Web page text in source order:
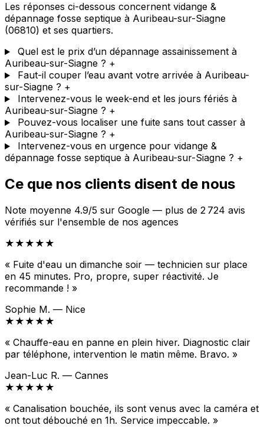
Les réponses ci-dessous concernent vidange &
dépannage fosse septique à Auribeau-sur-Siagne
(06810) et ses quartiers.
Quel est le prix d’un dépannage assainissement à
Auribeau-sur-Siagne ? +
Faut-il couper l’eau avant votre arrivée à Auribeau-
sur-Siagne ? +
Intervenez-vous le week-end et les jours fériés à
Auribeau-sur-Siagne ? +
Pouvez-vous localiser une fuite sans tout casser à
Auribeau-sur-Siagne ? +
Intervenez-vous en urgence pour vidange &
dépannage fosse septique à Auribeau-sur-Siagne ? +
Ce que nos clients disent de nous
Note moyenne 4.9/5 sur Google — plus de 2 724 avis
vérifiés sur l'ensemble de nos agences
★★★★★
« Fuite d'eau un dimanche soir — technicien sur place
en 45 minutes. Pro, propre, super réactivité. Je
recommande ! »
Sophie M. — Nice
★★★★★
« Chauffe-eau en panne en plein hiver. Diagnostic clair
par téléphone, intervention le matin même. Bravo. »
Jean-Luc R. — Cannes
★★★★★
« Canalisation bouchée, ils sont venus avec la caméra et
ont tout débouché en 1h. Service impeccable. »